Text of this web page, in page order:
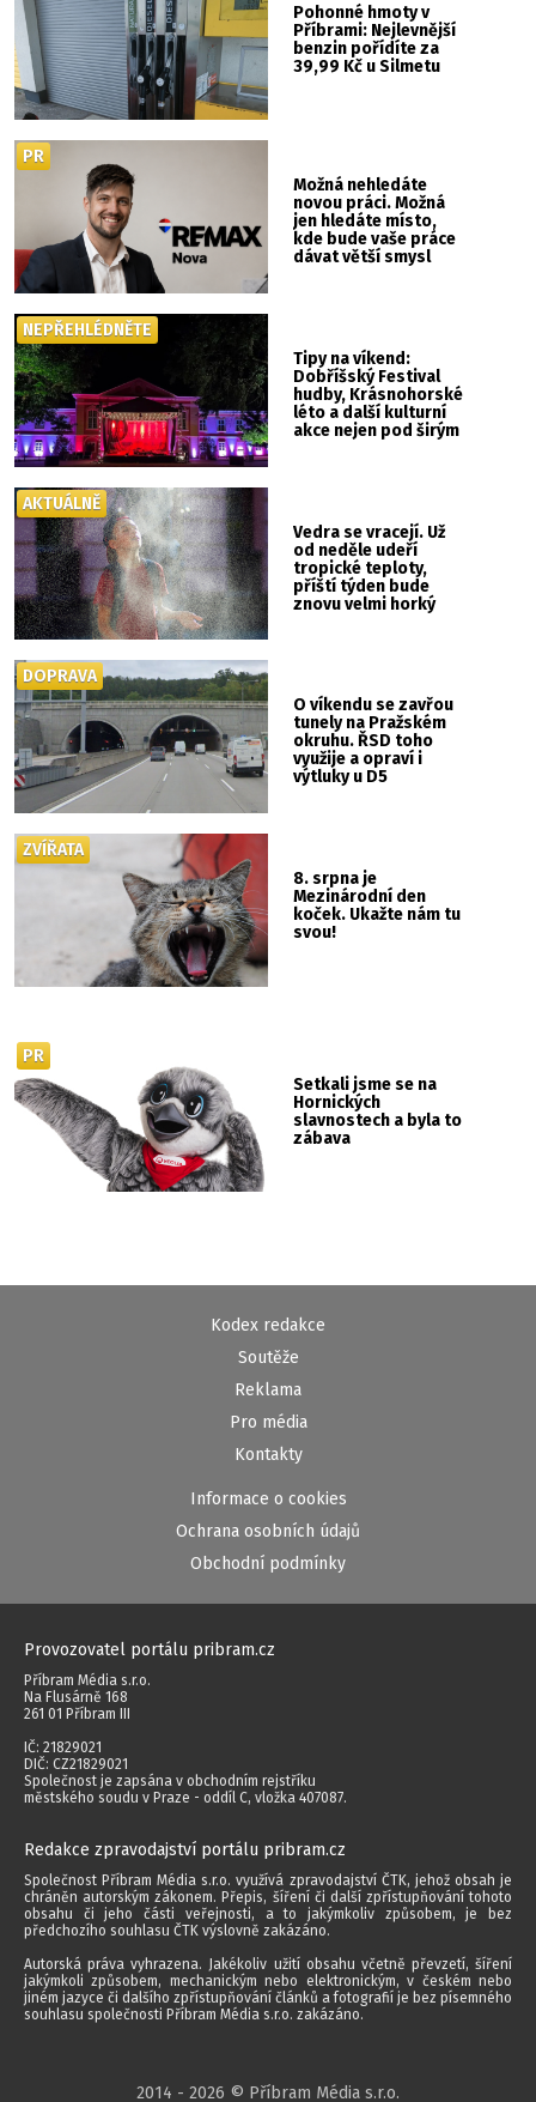
Pohonné hmoty v
Příbrami: Nejlevnější
benzin pořídíte za
39,99 Kč u Silmetu
Možná nehledáte
novou práci. Možná
jen hledáte místo,
kde bude vaše práce
dávat větší smysl
PR
Tipy na víkend:
Dobříšský Festival
hudby, Krásnohorské
léto a další kulturní
akce nejen pod širým
NEPŘEHLÉDNĚTE
Vedra se vracejí. Už
od neděle udeří
tropické teploty,
příští týden bude
znovu velmi horký
AKTUÁLNĚ
O víkendu se zavřou
tunely na Pražském
okruhu. ŘSD toho
využije a opraví i
výtluky u D5
DOPRAVA
8. srpna je
Mezinárodní den
koček. Ukažte nám tu
svou!
ZVÍŘATA
Setkali jsme se na
Hornických
slavnostech a byla to
zábava
PR
Kodex redakce
Soutěže
Reklama
Pro média
Kontakty
Informace o cookies
Ochrana osobních údajů
Obchodní podmínky
Provozovatel portálu pribram.cz
Příbram Média s.r.o.
Na Flusárně 168
261 01 Příbram III
IČ: 21829021
DIČ: CZ21829021
Společnost je zapsána v obchodním rejstříku
městského soudu v Praze - oddíl C, vložka 407087.
Redakce zpravodajství portálu pribram.cz
Společnost Příbram Média s.r.o. využívá zpravodajství ČTK, jehož obsah je
chráněn autorským zákonem. Přepis, šíření či další zpřístupňování tohoto
obsahu či jeho části veřejnosti, a to jakýmkoliv způsobem, je bez
předchozího souhlasu ČTK výslovně zakázáno.
Autorská práva vyhrazena. Jakékoliv užití obsahu včetně převzetí, šíření
jakýmkoli způsobem, mechanickým nebo elektronickým, v českém nebo
jiném jazyce či dalšího zpřístupňování článků a fotografií je bez písemného
souhlasu společnosti Příbram Média s.r.o. zakázáno.
2014 - 2026 © Příbram Média s.r.o.